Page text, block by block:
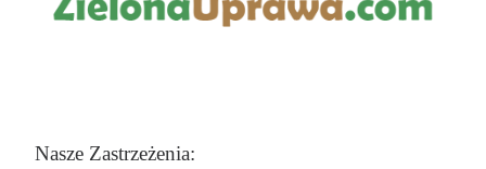
Nasze Zastrzeżenia: